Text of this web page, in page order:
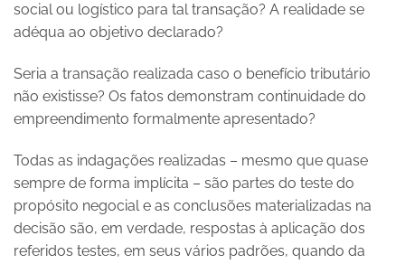
social ou logístico para tal transação? A realidade se
adéqua ao objetivo declarado?
Seria a transação realizada caso o benefício tributário
não existisse? Os fatos demonstram continuidade do
empreendimento formalmente apresentado?
Todas as indagações realizadas – mesmo que quase
sempre de forma implícita – são partes do teste do
propósito negocial e as conclusões materializadas na
decisão são, em verdade, respostas à aplicação dos
referidos testes, em seus vários padrões, quando da